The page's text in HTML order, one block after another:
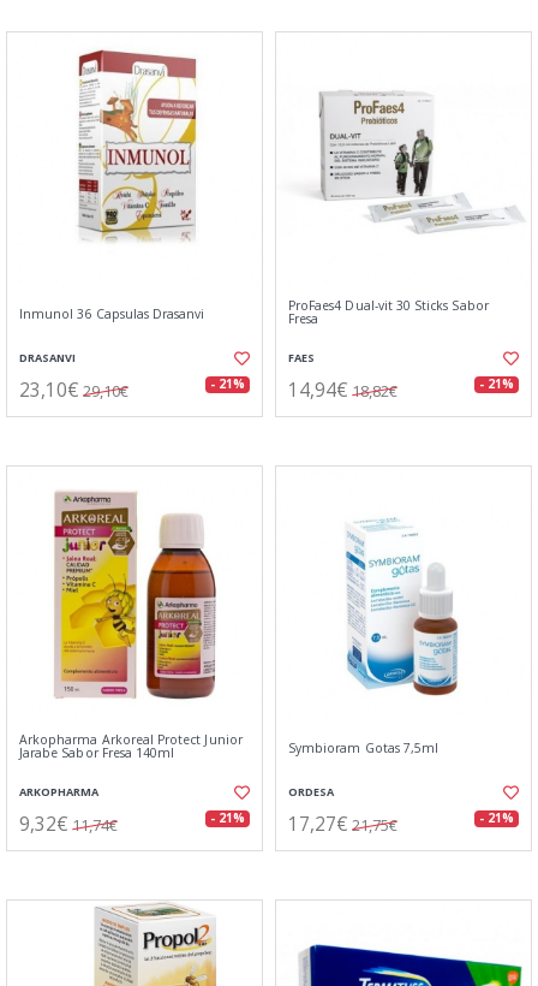
Inmunol 36 Capsulas Drasanvi
DRASANVI
23,10€ 29,10€ - 21%
ProFaes4 Dual-vit 30 Sticks Sabor
Fresa
FAES
14,94€ 18,82€ - 21%
Arkopharma Arkoreal Protect Junior
Jarabe Sabor Fresa 140ml
ARKOPHARMA
9,32€ 11,74€ - 21%
Symbioram Gotas 7,5ml
ORDESA
17,27€ 21,75€ - 21%